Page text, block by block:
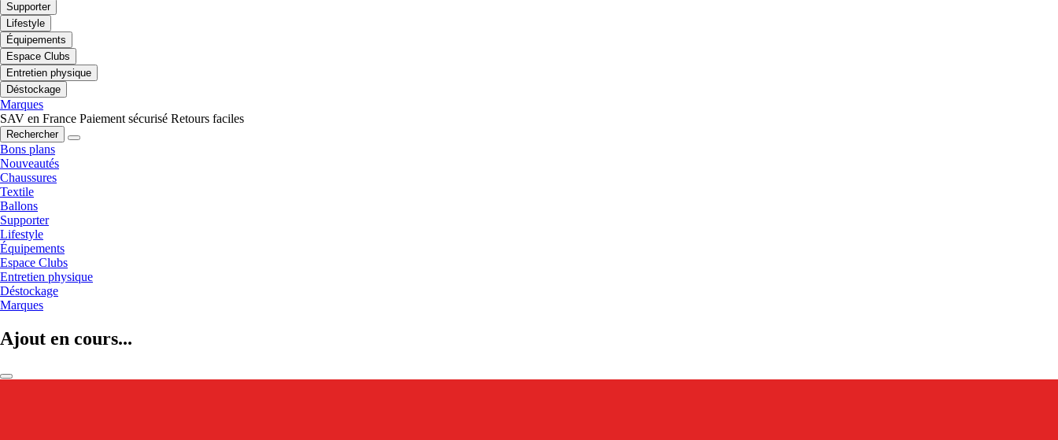
Supporter
Lifestyle
Équipements
Espace Clubs
Entretien physique
Déstockage
Marques
SAV en France Paiement sécurisé Retours faciles
Rechercher
Bons plans
Nouveautés
Chaussures
Textile
Ballons
Supporter
Lifestyle
Équipements
Espace Clubs
Entretien physique
Déstockage
Marques
Ajout en cours...